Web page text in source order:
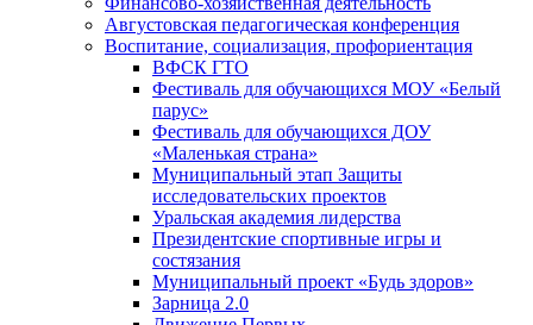
Августовская педагогическая конференция
Воспитание, социализация, профориентация
ВФСК ГТО
Фестиваль для обучающихся МОУ «Белый
парус»
Фестиваль для обучающихся ДОУ
«Маленькая страна»
Муниципальный этап Защиты
исследовательских проектов
Уральская академия лидерства
Президентские спортивные игры и
состязания
Муниципальный проект «Будь здоров»
Зарница 2.0